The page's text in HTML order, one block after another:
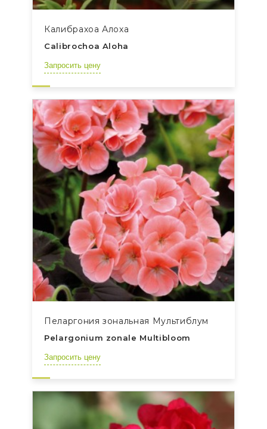
Калибрахоа Алоха
Calibrochoa Aloha
Запросить цену
Пеларгония зональная Мультиблум
Pelargonium zonale Multibloom
Запросить цену